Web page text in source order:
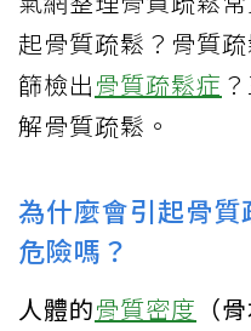
起骨質疏鬆？骨質
篩檢出骨質疏鬆症
解骨質疏鬆。
為什麼會引起骨
危險嗎？
人體的骨質密度 （